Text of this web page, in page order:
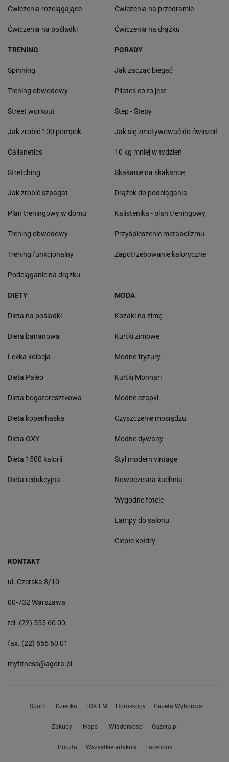
Ćwiczenia rozciągające
Ćwiczenia na pośladki
Ćwiczenia na przedramie
Ćwiczenia na drążku
TRENING
Spinning
Trening obwodowy
Street workout
Jak zrobić 100 pompek
Callanetics
Stretching
Jak zrobić szpagat
Plan treningowy w domu
Trening obwodowy
Trening funkcjonalny
Podciąganie na drążku
PORADY
Jak zacząć biegać
Pilates co to jest
Step - Stepy
Jak się zmotywować do ćwiczeń
10 kg mniej w tydzień
Skakanie na skakance
Drążek do podciągania
Kalistenika - plan treningowy
Przyśpieszenie metabolizmu
Zapotrzebowanie kaloryczne
DIETY
Dieta na pośladki
Dieta bananowa
Lekka kolacja
Dieta Paleo
Dieta bogatoresztkowa
Dieta kopenhaska
Dieta OXY
Dieta 1500 kalorii
Dieta redukcyjna
MODA
Kozaki na zimę
Kurtki zimowe
Modne fryzury
Kurtki Monnari
Modne czapki
Czyszczenie mosiądzu
Modne dywany
Styl modern vintage
Nowoczesna kuchnia
Wygodne fotele
Lampy do salonu
Ciepłe kołdry
KONTAKT
ul. Czerska 8/10
00-732 Warszawa
tel. (22) 555 60 00
fax. (22) 555 60 01
myfitness@agora.pl
Sport Dziecko TOK FM Horoskopy Gazeta Wyborcza
Zakupy Haps Wiadomości Gazeta.pl
Poczta Wszystkie artykuły Facebook